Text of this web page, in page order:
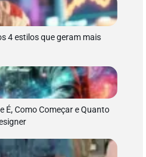
4 estilos que geram mais
É, Como Começar e Quanto